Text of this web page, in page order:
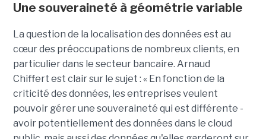
Une souveraineté à géométrie variable
La question de la localisation des données est au
cœur des préoccupations de nombreux clients, en
particulier dans le secteur bancaire. Arnaud
Chiffert est clair sur le sujet : « En fonction de la
criticité des données, les entreprises veulent
pouvoir gérer une souveraineté qui est différente -
avoir potentiellement des données dans le cloud